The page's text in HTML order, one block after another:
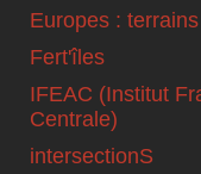
Europes :
Fert'îles
IFEAC (Institut
Centrale)
intersectionS